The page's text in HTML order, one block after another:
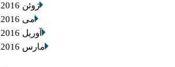
ژوئن 2016
می 2016
آوریل 2016
مارس 2016